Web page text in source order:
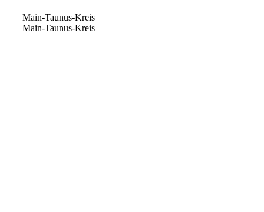
Main-Taunus-Kreis
Main-Taunus-Kreis